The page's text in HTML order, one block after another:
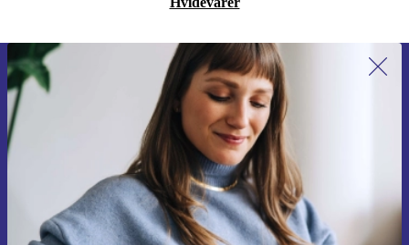
Tilmeld dig vores nyhedsbrev for
første gang og spar 115 kr!
Gå aldrig glip af et tilbud igen.
Anmod om kupon